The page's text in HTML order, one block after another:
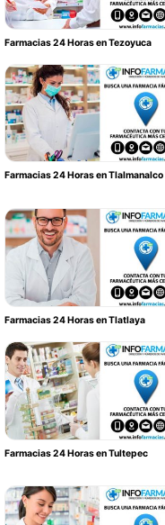
Farmacias 24 Horas en Tezoyuca
Farmacias 24 Horas en Tlalmanalco
Farmacias 24 Horas en Tlatlaya
Farmacias 24 Horas en Tultepec